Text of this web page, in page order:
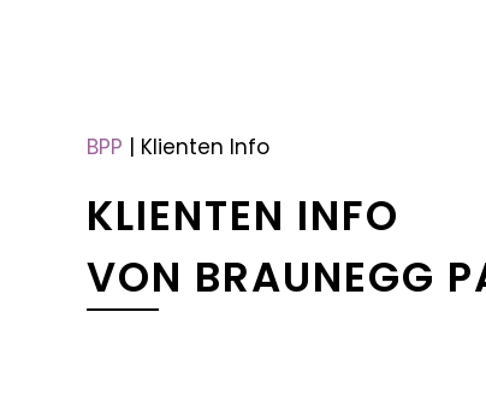
BPP | Klienten Info
KLIENTEN INFO
VON BRAUNEGG